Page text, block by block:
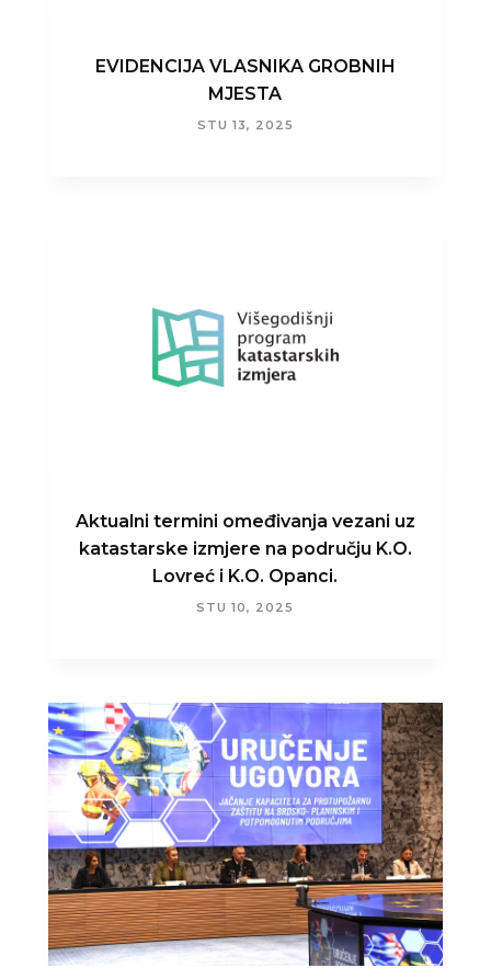
EVIDENCIJA VLASNIKA GROBNIH
MJESTA
STU 13, 2025
Aktualni termini omeđivanja vezani uz
katastarske izmjere na području K.O.
Lovreć i K.O. Opanci.
STU 10, 2025